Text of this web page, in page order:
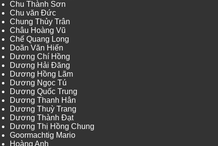
Chu Thành Sơn
Chu văn Đức
Chung Thủy Trân
Châu Hoàng Vũ
Chế Quang Long
Doãn Văn Hiến
Dương Chí Hồng
Dương Hải Đăng
Dương Hồng Lãm
Dương Ngọc Tú
Dương Quốc Trung
Dương Thanh Hân
Dương Thuỳ Trang
Dương Thành Đạt
Dương Thị Hồng Chung
Goormachtig Mario
Hoàng Anh